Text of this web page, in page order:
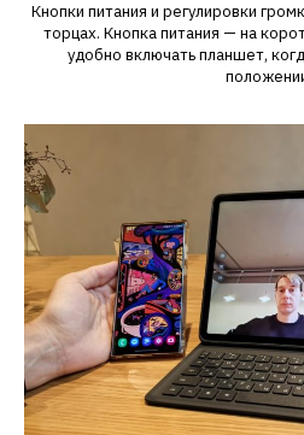
Кнопки питания и регулировки
торцах. Кнопка питания — на
удобно включать планшет,